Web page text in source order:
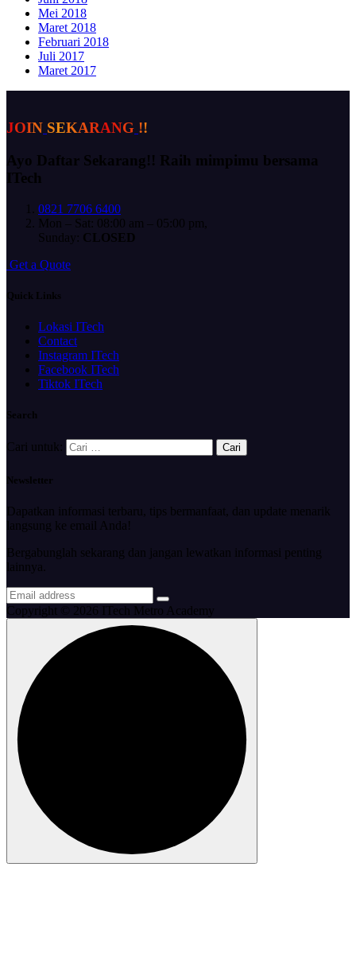
Mei 2018
Maret 2018
Februari 2018
Juli 2017
Maret 2017
JOIN SEKARANG !!
Ayo Daftar Sekarang!! Raih mimpimu bersama
ITech
0821 7706 6400
Mon – Sat: 08:00 am – 05:00 pm,
Sunday: CLOSED
Get a Quote
Quick Links
Lokasi ITech
Contact
Instagram ITech
Facebook ITech
Tiktok ITech
Search
Cari untuk:
Newsletter
Dapatkan informasi terbaru, tips bermanfaat, dan update menarik
langsung ke email Anda!
Bergabunglah sekarang dan jangan lewatkan informasi penting
lainnya.
Copyright © 2026 ITech Metro Academy